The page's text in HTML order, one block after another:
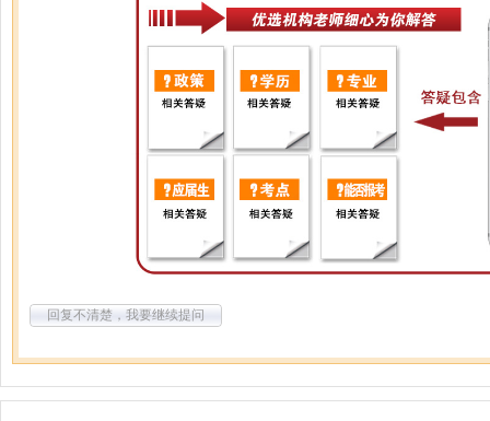
回复不清楚，我要继续提问